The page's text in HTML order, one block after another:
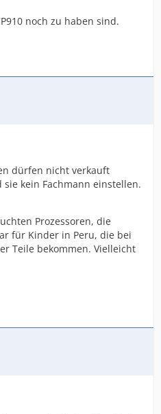
noch zu haben sind.
dürfen nicht verkauft
kein Fachmann einstellen.
Prozessoren, die
für Kinder in Peru, die bei
Teile bekommen. Vielleicht